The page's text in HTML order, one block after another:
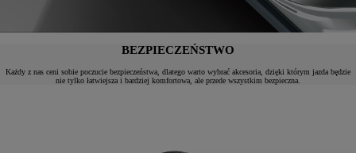
BEZPIECZEŃSTWO
Każdy z nas ceni sobie poczucie bezpieczeństwa, dlatego warto wybrać akcesoria, dzięki którym jazda będzie
nie tylko łatwiejsza i bardziej komfortowa, ale przede wszystkim bezpieczna.